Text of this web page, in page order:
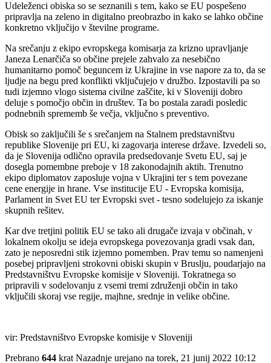
Udeleženci obiska so se seznanili s tem, kako se EU pospešeno
pripravlja na zeleno in digitalno preobrazbo in kako se lahko občine
konkretno vključijo v številne programe.
Na srečanju z ekipo evropskega komisarja za krizno upravljanje
Janeza Lenarčiča so občine prejele zahvalo za nesebično
humanitarno pomoč beguncem iz Ukrajine in vse napore za to, da se
ljudje na begu pred konflikti vključujejo v družbo. Izpostavili pa so
tudi izjemno vlogo sistema civilne zaščite, ki v Sloveniji dobro
deluje s pomočjo občin in društev. Ta bo postala zaradi posledic
podnebnih sprememb še večja, vključno s preventivo.
Obisk so zaključili še s srečanjem na Stalnem predstavništvu
republike Slovenije pri EU, ki zagovarja interese države. Izvedeli so,
da je Slovenija odlično opravila predsedovanje Svetu EU, saj je
dosegla pomembne preboje v 18 zakonodajnih aktih. Trenutno
ekipo diplomatov zaposluje vojna v Ukrajini ter s tem povezane
cene energije in hrane. Vse institucije EU - Evropska komisija,
Parlament in Svet EU ter Evropski svet - tesno sodelujejo za iskanje
skupnih rešitev.
Kar dve tretjini politik EU se tako ali drugače izvaja v občinah, v
lokalnem okolju se ideja evropskega povezovanja gradi vsak dan,
zato je neposredni stik izjemno pomemben. Prav temu so namenjeni
posebej pripravljeni strokovni obiski skupin v Bruslju, poudarjajo na
Predstavništvu Evropske komisije v Sloveniji. Tokratnega so
pripravili v sodelovanju z vsemi tremi združenji občin in tako
vključili skoraj vse regije, majhne, srednje in velike občine.
vir: Predstavništvo Evropske komisije v Sloveniji
Prebrano 644 krat Nazadnje urejano na torek, 21 junij 2022 10:12